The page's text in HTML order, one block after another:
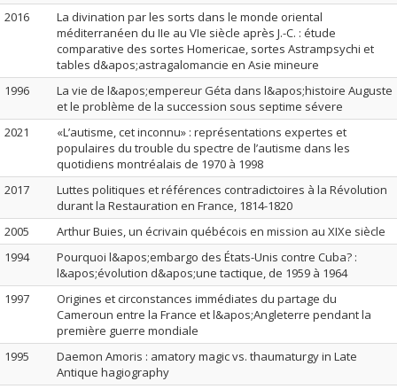
2016
La divination par les sorts dans le monde oriental
méditerranéen du IIe au VIe siècle après J.-C. : étude
comparative des sortes Homericae, sortes Astrampsychi et
tables d&apos;astragalomancie en Asie mineure
1996
La vie de l&apos;empereur Géta dans l&apos;histoire Auguste
et le problème de la succession sous septime sévere
2021
«L’autisme, cet inconnu» : représentations expertes et
populaires du trouble du spectre de l’autisme dans les
quotidiens montréalais de 1970 à 1998
2017
Luttes politiques et références contradictoires à la Révolution
durant la Restauration en France, 1814-1820
2005
Arthur Buies, un écrivain québécois en mission au XIXe siècle
1994
Pourquoi l&apos;embargo des États-Unis contre Cuba? :
l&apos;évolution d&apos;une tactique, de 1959 à 1964
1997
Origines et circonstances immédiates du partage du
Cameroun entre la France et l&apos;Angleterre pendant la
première guerre mondiale
1995
Daemon Amoris : amatory magic vs. thaumaturgy in Late
Antique hagiography